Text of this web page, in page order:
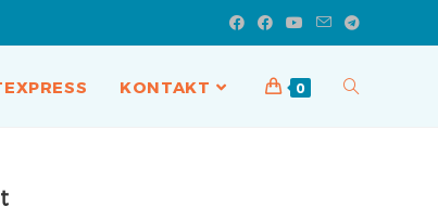
KONTAKT 0